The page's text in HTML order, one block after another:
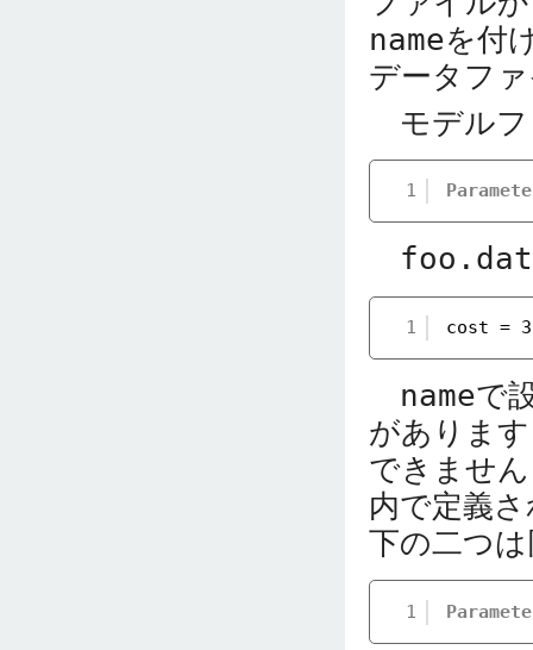
nameを付
データフ
モデルフ
1
foo.dat
1 cost =
nameで
がありま
できませ
内で定義
下の二つ
1